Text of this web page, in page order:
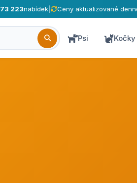
73 223nabídek Ceny aktualizované
Psi Kočky